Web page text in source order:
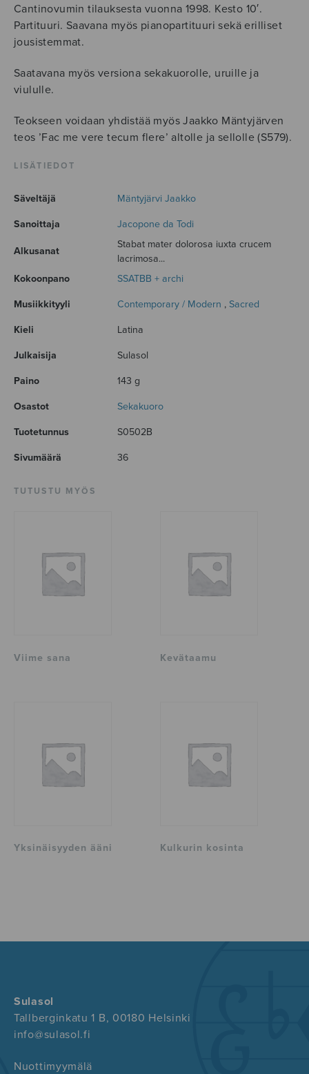
Cantinovumin tilauksesta vuonna 1998. Kesto 10′.
Partituuri. Saavana myös pianopartituuri sekä erilliset
jousistemmat.
Saatavana myös versiona sekakuorolle, uruille ja
viululle.
Teokseen voidaan yhdistää myös Jaakko Mäntyjärven
teos ’Fac me vere tecum flere’ altolle ja sellolle (S579).
LISÄTIEDOT
Säveltäjä Mäntyjärvi Jaakko
Sanoittaja Jacopone da Todi
Alkusanat
Stabat mater dolorosa iuxta crucem
lacrimosa...
Kokoonpano
SSATBB + archi
Musiikkityyli Contemporary / Modern , Sacred
Kieli Latina
Julkaisija Sulasol
Paino 143 g
Osastot Sekakuoro
Tuotetunnus S0502B
Sivumäärä 36
TUTUSTU MYÖS
Viime sana Kevätaamu
Yksinäisyyden ääni Kulkurin kosinta
Sulasol
Tallberginkatu 1 B, 00180 Helsinki
info@sulasol.fi
Nuottimyymälä